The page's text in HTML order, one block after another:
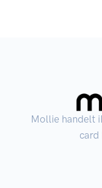
Mollie handelt
card